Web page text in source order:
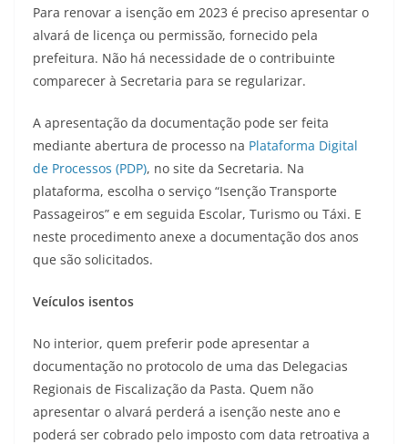
Para renovar a isenção em 2023 é preciso apresentar o
alvará de licença ou permissão, fornecido pela
prefeitura. Não há necessidade de o contribuinte
comparecer à Secretaria para se regularizar.
A apresentação da documentação pode ser feita
mediante abertura de processo na Plataforma Digital
de Processos (PDP), no site da Secretaria. Na
plataforma, escolha o serviço “Isenção Transporte
Passageiros” e em seguida Escolar, Turismo ou Táxi. E
neste procedimento anexe a documentação dos anos
que são solicitados.
Veículos isentos
No interior, quem preferir pode apresentar a
documentação no protocolo de uma das Delegacias
Regionais de Fiscalização da Pasta. Quem não
apresentar o alvará perderá a isenção neste ano e
poderá ser cobrado pelo imposto com data retroativa a